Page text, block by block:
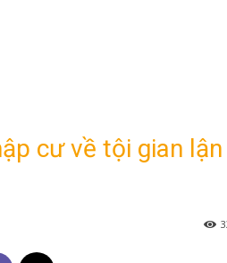
cư về tội gian lận